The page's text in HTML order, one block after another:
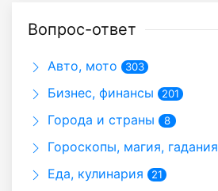
Вопрос-ответ
Авто, мото 303
Бизнес, финансы 201
Города и страны 8
Гороскопы, магия, гадания
Еда, кулинария 21